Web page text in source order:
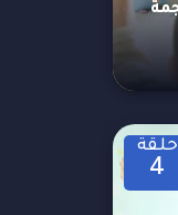
حلقة
4